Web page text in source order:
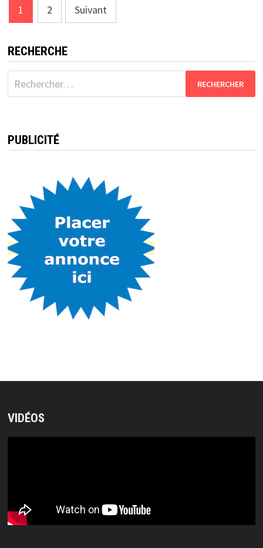
Pagination
des
publications
1 2 Suivant
RECHERCHE
Rechercher :
PUBLICITÉ
VIDÉOS